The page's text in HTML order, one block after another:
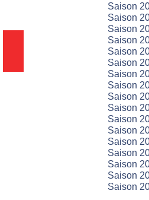
Saison
Saison
Saison
Saison
Saison
Saison
Saison
Saison
Saison
Saison
Saison
Saison
Saison
Saison
Saison
Saison
Saison